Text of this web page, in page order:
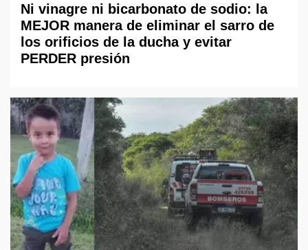
Ni vinagre ni bicarbonato de sodio: la
MEJOR manera de eliminar el sarro de
los orificios de la ducha y evitar
PERDER presión